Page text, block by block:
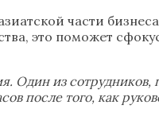
части
это поможет
Один из
после того, как